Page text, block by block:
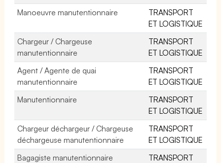
Manoeuvre manutentionnaire
TRANSPORT
ET LOGISTIQUE
Chargeur / Chargeuse
manutentionnaire
TRANSPORT
ET LOGISTIQUE
Agent / Agente de quai
manutentionnaire
TRANSPORT
ET LOGISTIQUE
Manutentionnaire
TRANSPORT
ET LOGISTIQUE
Chargeur déchargeur / Chargeuse
déchargeuse manutentionnaire
TRANSPORT
ET LOGISTIQUE
Bagagiste manutentionnaire
TRANSPORT